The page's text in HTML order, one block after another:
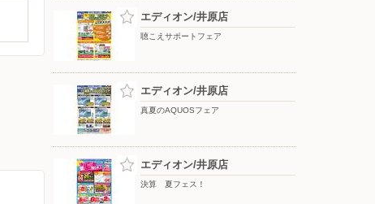
エディオン/井原店
聴こえサポートフェア
エディオン/井原店
真夏のAQUOSフェア
エディオン/井原店
決算 夏フェス！